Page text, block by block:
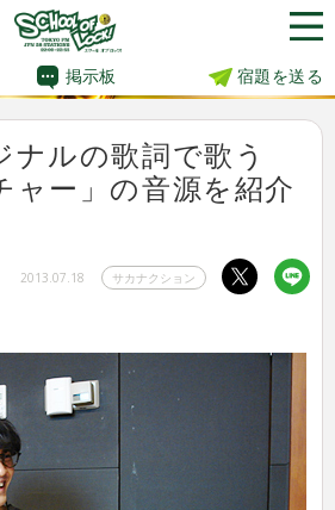
掲示板 宿題を送る
ナルの歌詞で歌う
ャー」の音源を紹介
2013.07.18 サカナクション